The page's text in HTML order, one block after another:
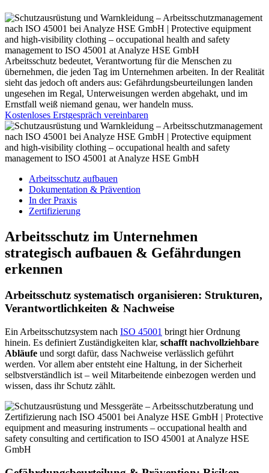
Arbeitsschutz bedeutet, Verantwortung für die Menschen zu
übernehmen, die jeden Tag im Unternehmen arbeiten. In der Realität
sieht das jedoch oft anders aus: Gefährdungsbeurteilungen landen
ungesehen im Regal, Unterweisungen werden abgehakt, und im
Ernstfall weiß niemand genau, wer handeln muss.
Kostenloses Erstgespräch vereinbaren
Arbeitsschutz aufbauen
Dokumentation & Prävention
In der Praxis
Zertifizierung
Arbeitsschutz im Unternehmen
strategisch aufbauen & Gefährdungen
erkennen
Arbeitsschutz systematisch organisieren: Strukturen,
Verantwortlichkeiten & Nachweise
Ein Arbeitsschutzsystem nach ISO 45001 bringt hier Ordnung
hinein. Es definiert Zuständigkeiten klar, schafft nachvollziehbare
Abläufe und sorgt dafür, dass Nachweise verlässlich geführt
werden. Vor allem aber entsteht eine Haltung, in der Sicherheit
selbstverständlich ist – weil Mitarbeitende einbezogen werden und
wissen, dass ihr Schutz zählt.